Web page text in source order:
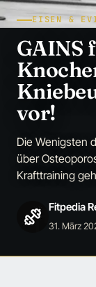
EISEN &
GAINS
vor!
Die Wenigsten
über
Krafttraining
Fitpedia
31. März